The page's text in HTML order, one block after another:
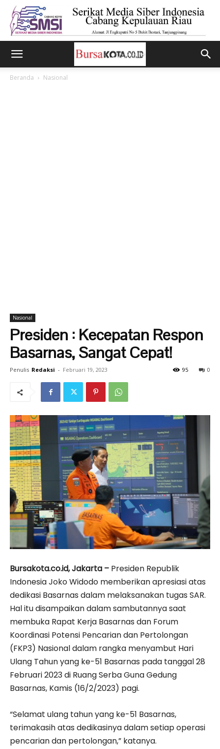
Beranda Nasional
Nasional
Presiden : Kecepatan Respon
Basarnas, Sangat Cepat!
Penulis Redaksi - Februari 19, 2023 0
95
Bursakota.co.id, Jakarta – Presiden Republik
Indonesia Joko Widodo memberikan apresiasi atas
dedikasi Basarnas dalam melaksanakan tugas SAR.
Hal itu disampaikan dalam sambutannya saat
membuka Rapat Kerja Basarnas dan Forum
Koordinasi Potensi Pencarian dan Pertolongan
(FKP3) Nasional dalam rangka menyambut Hari
Ulang Tahun yang ke-51 Basarnas pada tanggal 28
Februari 2023 di Ruang Serba Guna Gedung
Basarnas, Kamis (16/2/2023) pagi.
“Selamat ulang tahun yang ke-51 Basarnas,
terimakasih atas dedikasinya dalam setiap operasi
pencarian dan pertolongan,” katanya.